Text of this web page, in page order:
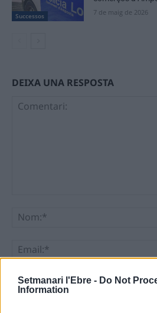
Setmanari l'Ebre - Do Not
Information
Successos 7 de maig de 2026
DEIXA UNA RESPOSTA